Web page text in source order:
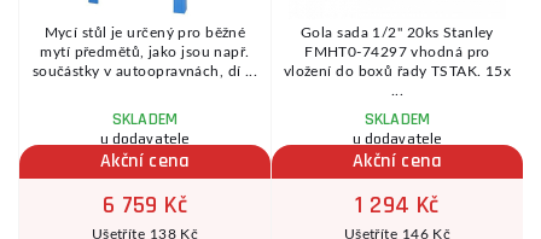
Mycí stůl je určený pro běžné
mytí předmětů, jako jsou např.
součástky v autoopravnách, dí ...
SKLADEM
u dodavatele
Akční cena
6 759 Kč
Ušetříte 138 Kč
Gola sada 1/2" 20ks Stanley
FMHT0-74297 vhodná pro
vložení do boxů řady TSTAK. 15x
SKLADEM
u dodavatele
Akční cena
1 294 Kč
Ušetříte 146 Kč